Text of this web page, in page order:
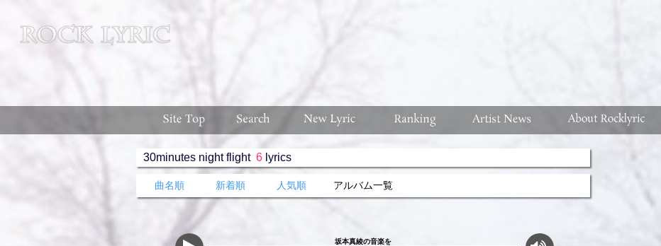
30minutes night flight 6 lyrics
曲名順 新着順 人気順 アルバム一覧
坂本真綾の音楽を